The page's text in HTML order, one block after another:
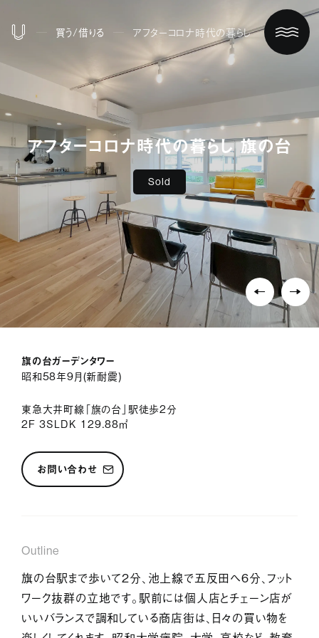
買う/借りる アフターコロナ時代の暮らし 旗の台
アフターコロナ時代の暮らし 旗の台
Sold
旗の台ガーデンタワー
昭和58年9月（新耐震）
東急大井町線「旗の台」駅徒歩2分
2F 3SLDK 129.88㎡
お問い合わせ
Outline
旗の台駅まで歩いて2分、池上線で五反田へ6分、フット
ワーク抜群の立地です。駅前には個人店とチェーン店が
いいバランスで調和している商店街は、日々の買い物を
ホーム
買う/借りる
リノベする
サービス紹介
ジャーナル
お問い合わせ
会社情報 採用情報